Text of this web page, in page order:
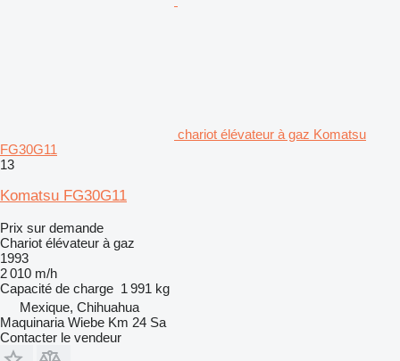
chariot élévateur à gaz Komatsu
FG30G11
13
Komatsu FG30G11
Prix sur demande
Chariot élévateur à gaz
1993
2 010 m/h
Capacité de charge 1 991 kg
Mexique, Chihuahua
Maquinaria Wiebe Km 24 Sa
Contacter le vendeur